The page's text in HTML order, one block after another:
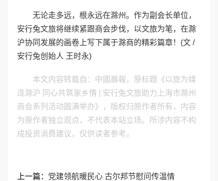
无论走多远，根永远在滁州。作为副会长单位，
安行兔文旅将继续紧跟商会步伐，以文旅为笔，在滁
沪协同发展的画卷上写下属于滁商的精彩篇章！(文 /
安行兔创始人 王时永)
本文内容转载自：中國晨報，原标题《以旅为媒
连滁沪 同心共筑家乡情 | 安行兔文旅助力上海市滁州
商会系列活动圆满举办》，版权归原作者所有，内容
为原作者独立观点，不代表本站立场。所涉内容不构
成投资消费建议，仅供读者参考。
上一篇： 党建领航暖民心 古尔邦节慰问传温情